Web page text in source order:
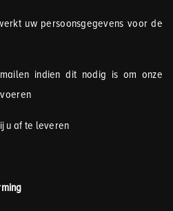
uw persoonsgegevens voor de
indien dit nodig is om onze
u af te leveren